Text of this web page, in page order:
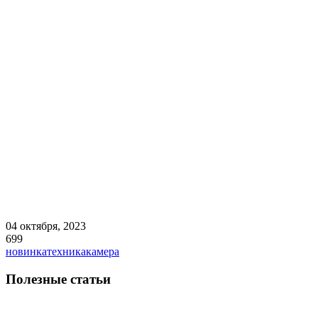
04 октября, 2023
699
новинкатехникакамера
Полезные статьи